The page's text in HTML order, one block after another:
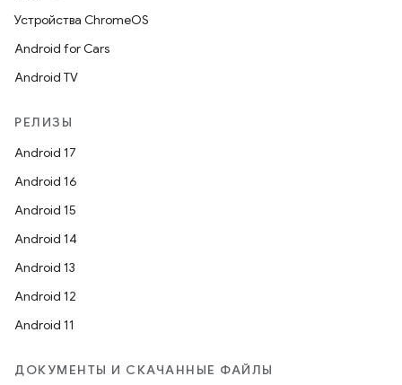
Устройства ChromeOS
Android for Cars
Android TV
РЕЛИЗЫ
Android 17
Android 16
Android 15
Android 14
Android 13
Android 12
Android 11
ДОКУМЕНТЫ И СКАЧАННЫЕ ФАЙЛЫ